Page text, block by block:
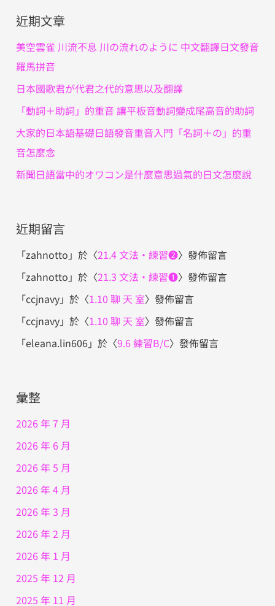
鍵
字
:
近期文章
美空雲雀 川流不息 川の流れのように 中文翻譯日文發音
羅馬拼音
日本國歌君が代君之代的意思以及翻譯
「動詞＋助詞」的重音 讓平板音動詞變成尾高音的助詞
大家的日本語基礎日語發音重音入門「名詞＋の」的重
音怎麼念
新聞日語當中的オワコン是什麼意思過氣的日文怎麼說
近期留言
「zahnotto 」於〈21.4 文法・練習❷〉發佈留言
「zahnotto 」於〈21.3 文法・練習❶〉發佈留言
「ccjnavy」於〈1.10 聊 天 室〉發佈留言
「ccjnavy」於〈1.10 聊 天 室〉發佈留言
「eleana.lin606」於〈9.6 練習B/C〉發佈留言
彙整
2026 年 7 月
2026 年 6 月
2026 年 5 月
2026 年 4 月
2026 年 3 月
2026 年 2 月
2026 年 1 月
2025 年 12 月
2025 年 11 月